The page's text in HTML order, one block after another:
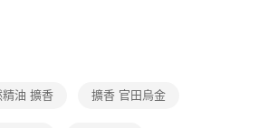
，可選擇「超商條碼／台灣大直營門市／銀行轉
」等通路繳費。
精油 擴香 擴香 官田烏金